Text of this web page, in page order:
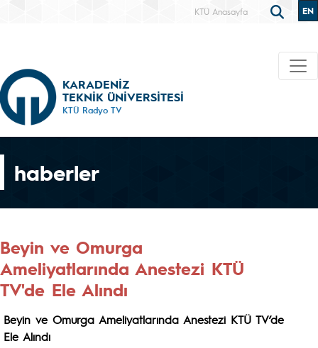
KTÜ Anasayfa EN
KARADENİZ
TEKNİK ÜNİVERSİTESİ
KTÜ Radyo TV
haberler
Beyin ve Omurga
Ameliyatlarında Anestezi KTÜ
TV'de Ele Alındı
Beyin ve Omurga Ameliyatlarında Anestezi KTÜ TV’de
Ele Alındı